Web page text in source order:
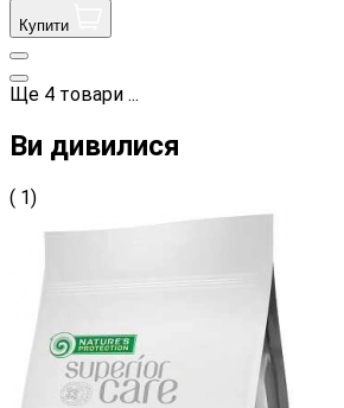
Купити
Ще 4 товари ...
Ви дивилися
( 1)